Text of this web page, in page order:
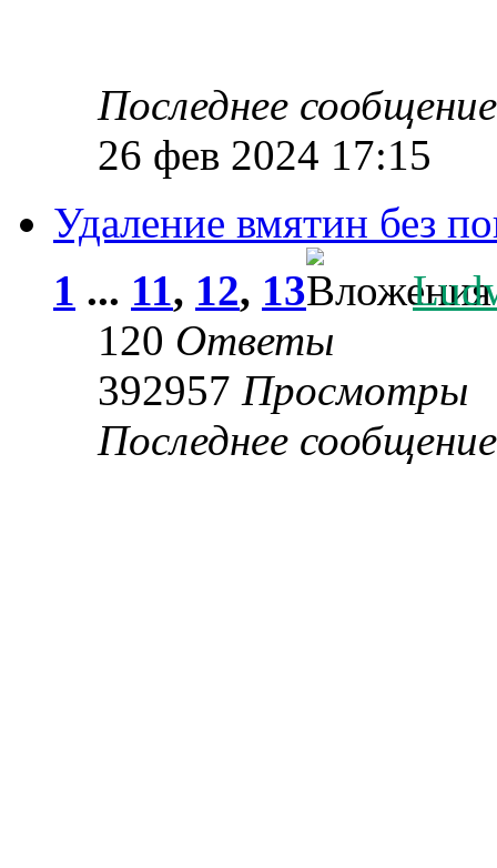
Последнее
26 фев 2024 17:15
Удаление вмятин без
1 ... 11, 12, 13
120 Ответы
392957 Просмотры
Последнее